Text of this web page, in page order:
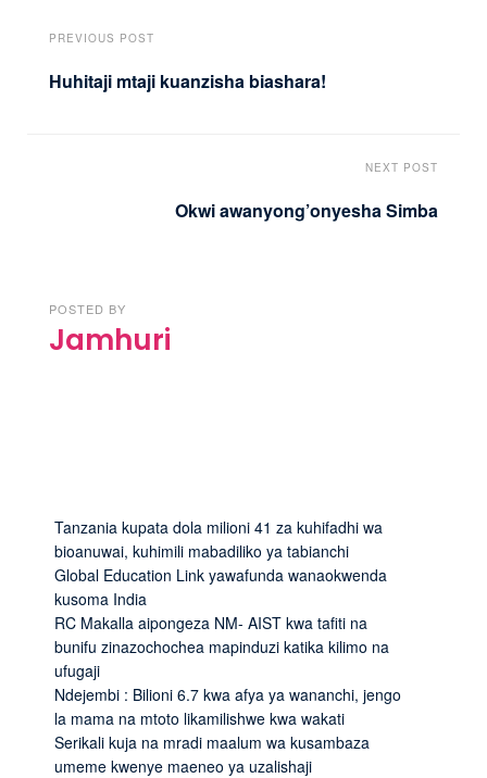
PREVIOUS POST
Huhitaji mtaji kuanzisha biashara!
NEXT POST
Okwi awanyong’onyesha Simba
POSTED BY
Jamhuri
Tanzania kupata dola milioni 41 za kuhifadhi wa
bioanuwai, kuhimili mabadiliko ya tabianchi
Global Education Link yawafunda wanaokwenda
kusoma India
RC Makalla aipongeza NM- AIST kwa tafiti na
bunifu zinazochochea mapinduzi katika kilimo na
ufugaji
Ndejembi : Bilioni 6.7 kwa afya ya wananchi, jengo
la mama na mtoto likamilishwe kwa wakati
Serikali kuja na mradi maalum wa kusambaza
umeme kwenye maeneo ya uzalishaji